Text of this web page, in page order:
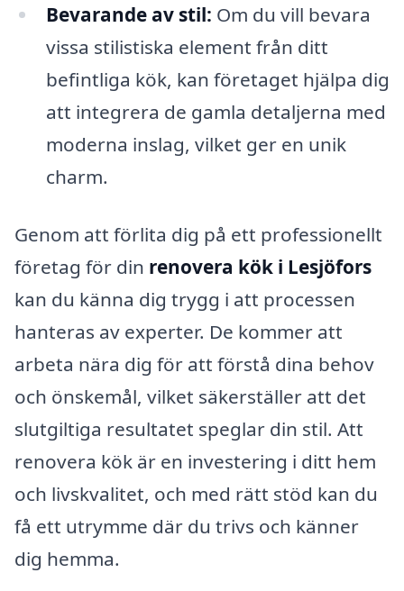
Bevarande av stil: Om du vill bevara
vissa stilistiska element från ditt
befintliga kök, kan företaget hjälpa dig
att integrera de gamla detaljerna med
moderna inslag, vilket ger en unik
charm.
Genom att förlita dig på ett professionellt
företag för din renovera kök i Lesjöfors
kan du känna dig trygg i att processen
hanteras av experter. De kommer att
arbeta nära dig för att förstå dina behov
och önskemål, vilket säkerställer att det
slutgiltiga resultatet speglar din stil. Att
renovera kök är en investering i ditt hem
och livskvalitet, och med rätt stöd kan du
få ett utrymme där du trivs och känner
dig hemma.